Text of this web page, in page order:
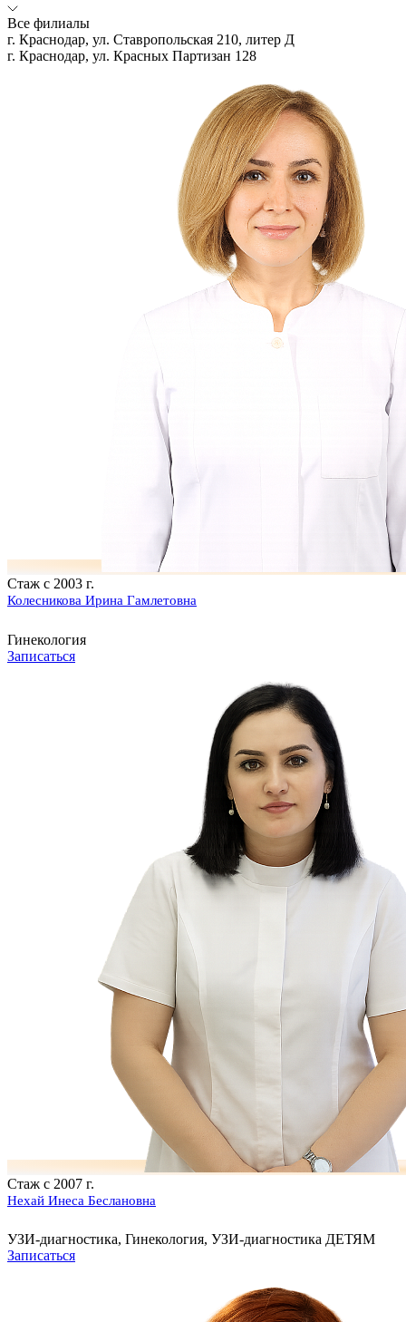
Все филиалы
г. Краснодар, ул. Ставропольская 210, литер Д
г. Краснодар, ул. Красных Партизан 128
Стаж с 2003 г.
Колесникова Ирина Гамлетовна
Гинекология
Записаться
Стаж с 2007 г.
Нехай Инеса Беслановна
УЗИ-диагностика, Гинекология, УЗИ-диагностика ДЕТЯМ
Записаться